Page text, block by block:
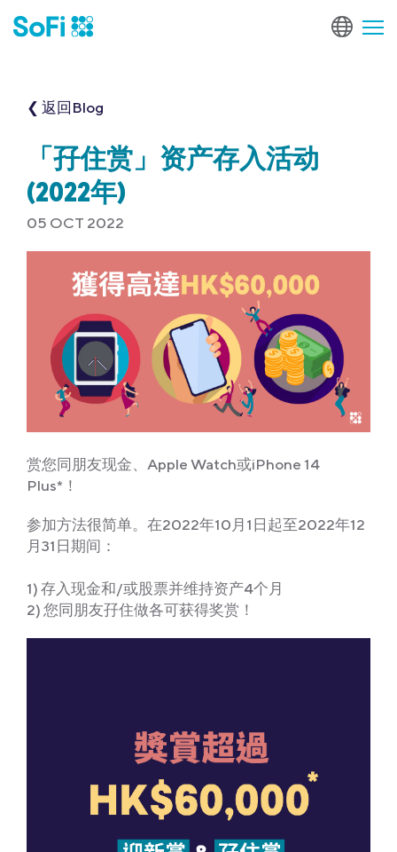
❮ 返回Blog
「孖住赏」资产存入活动
(2022年)
05 OCT 2022
赏您同朋友现金、Apple Watch或iPhone 14
Plus*！
参加方法很简单。在2022年10月1日起至2022年12
月31日期间：
1) 存入现金和/或股票并维持资产4个月
2) 您同朋友孖住做各可获得奖赏！